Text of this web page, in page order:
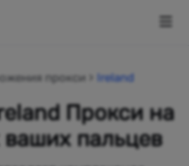
прокси Ireland
Прокси на
пальцев